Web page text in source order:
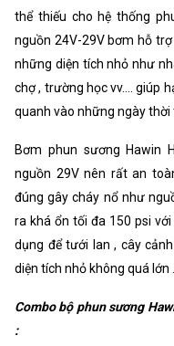
thể thiếu cho hệ thống
nguồn 24V-29V bơm hỗ
những diện tích nhỏ như
chợ , trường học vv.... giúp
quanh vào những ngày thời
Bơm phun sương Hawin
nguồn 29V nên rất an
đúng gây cháy nổ như
ra khá ổn tối đa 150 psi
dụng để tưới lan , cây
diện tích nhỏ không quá lớn .
Combo bộ phun sương
: